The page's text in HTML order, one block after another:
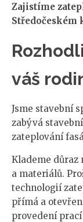
Zajistíme
Středočeském
váš
Jsme stavební
zabývá
zateplování
Klademe důraz
a materiálů.
technologií
přímá a
provedení